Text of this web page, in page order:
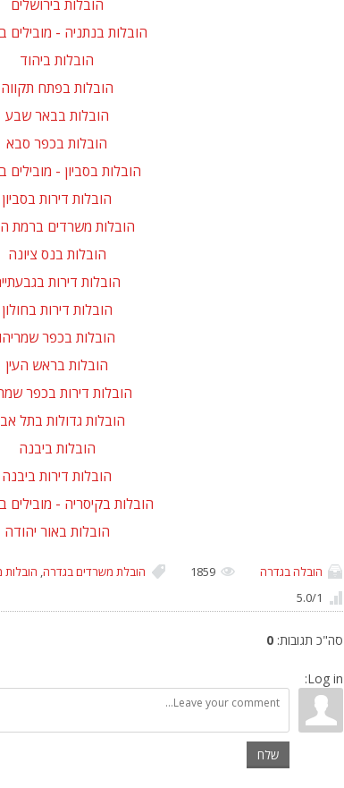
הובלות בירושלים
הובלות בנתניה - מובילים
הובלות ביהוד
הובלות בפתח תקווה
הובלות בבאר שבע
הובלות בכפר סבא
הובלות בסביון - מובילים
הובלות דירות בסביון
הובלות משרדים ברמת
הובלות בנס ציונה
הובלות דירות
הובלות דירות בחולון
הובלות בכפר שמריהו
הובלות בראש העין
הובלות דירות בכפר
הובלות גדולות בתל
הובלות ביבנה
הובלות דירות ביבנה
הובלות בקיסריה - מובילים
הובלות באור יהודה
הובלה בגדרה 1859 הובלת משרדים בגדרה,
5.0/1
סה"כ תגובות:
0
Log in:
שלח